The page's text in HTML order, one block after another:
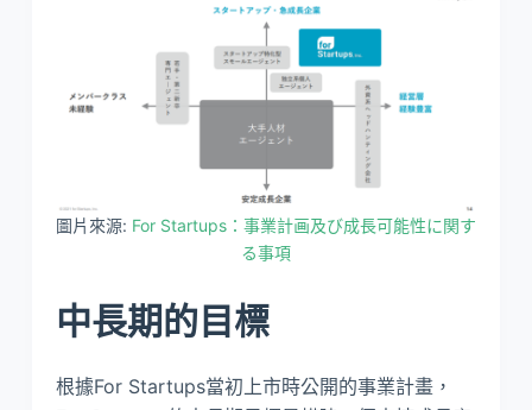
圖片來源: For Startups：事業計画及び成長可能性に関す
る事項
中長期的目標
根據For Startups當初上市時公開的事業計畫，